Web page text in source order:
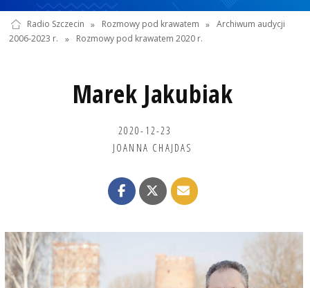
Radio Szczecin » Rozmowy pod krawatem » Archiwum audycji
2006-2023 r.
» Rozmowy pod krawatem 2020 r.
Marek Jakubiak
2020-12-23
JOANNA CHAJDAS